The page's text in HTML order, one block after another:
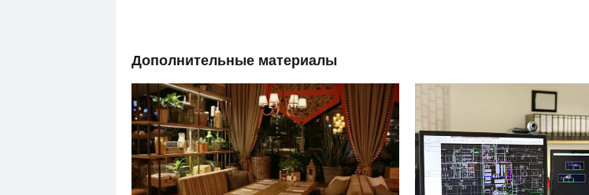
Дополнительные материалы